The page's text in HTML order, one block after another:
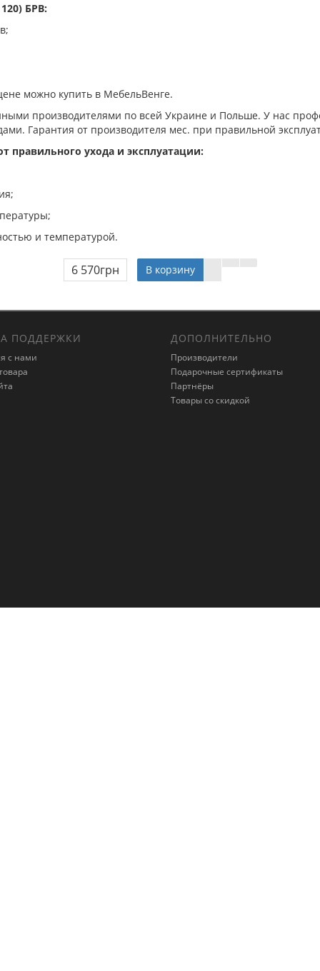
БРВ:
можно купить в МебельВенге.
производителями по всей Украине и Польше. У нас
Гарантия от производителя мес. при правильной
правильного ухода и эксплуатации:
и температурой.
6 570грн В корзину
ПОДДЕРЖКИ
с нами
ДОПОЛНИТЕЛЬНО
Производители
Подарочные сертификаты
Партнёры
Товары со скидкой